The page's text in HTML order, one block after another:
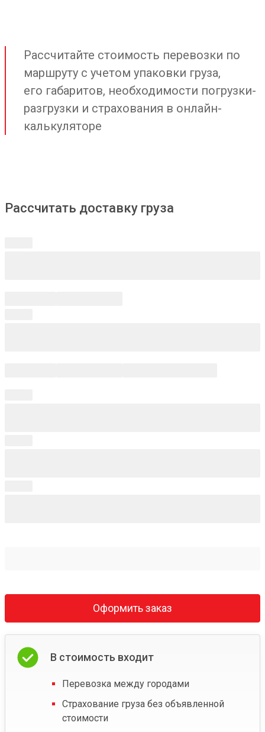
Рассчитайте стоимость перевозки по
маршруту с учетом упаковки груза,
его габаритов, необходимости погрузки-
разгрузки и страхования в онлайн-
калькуляторе
Рассчитать доставку груза
Оформить заказ
В стоимость входит
Перевозка между городами
Страхование груза без объявленной
стоимости